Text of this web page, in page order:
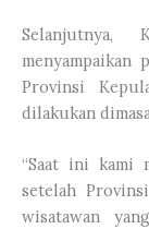
Selanjutnya,
menyampaikan
Provinsi
dilakukan
“Saat ini kami
setelah
wisatawan